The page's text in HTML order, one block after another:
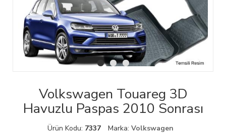
Volkswagen Touareg 3D
Havuzlu Paspas 2010 Sonrası
Ürün Kodu: 7337 Marka: Volkswagen